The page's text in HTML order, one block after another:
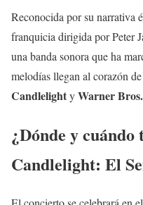
Reconocida por su narrativa
franquicia dirigida por Peter
una banda sonora que ha
melodías llegan al corazón
CandlelightyWarner
¿Dónde y
Candlelight: El